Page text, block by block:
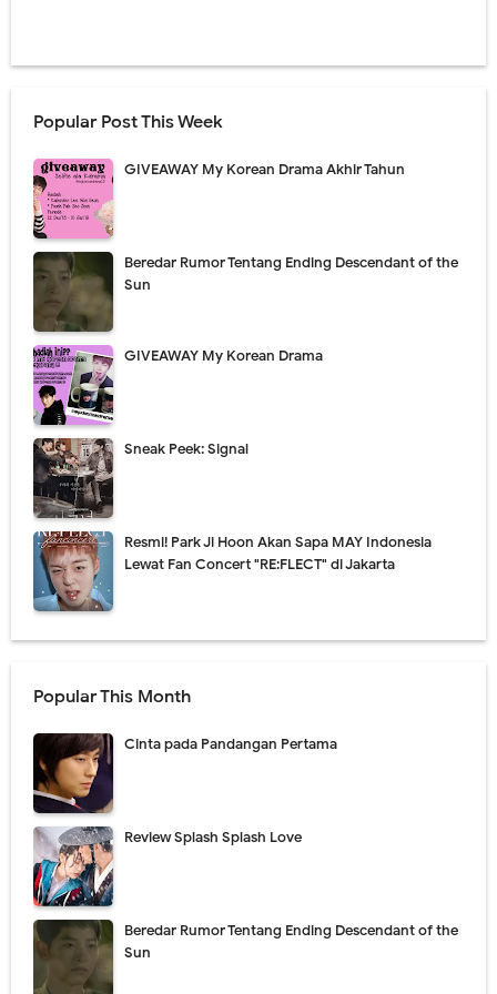
Popular Post This Week
GIVEAWAY My Korean Drama Akhir Tahun
Beredar Rumor Tentang Ending Descendant of the
Sun
GIVEAWAY My Korean Drama
Sneak Peek: Signal
Resmi! Park Ji Hoon Akan Sapa MAY Indonesia
Lewat Fan Concert "RE:FLECT" di Jakarta
Popular This Month
Cinta pada Pandangan Pertama
Review Splash Splash Love
Beredar Rumor Tentang Ending Descendant of the
Sun